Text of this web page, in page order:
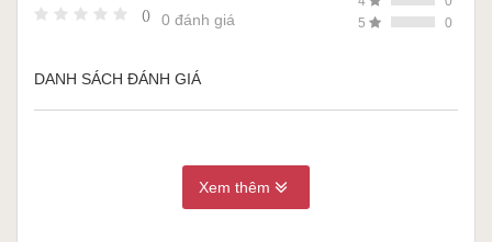
() 0 đánh giá
5
0
DANH SÁCH ĐÁNH GIÁ
Xem thêm